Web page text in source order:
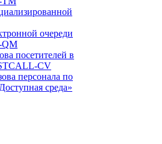
очереди
посетителей в
CV
персонала по
среда»